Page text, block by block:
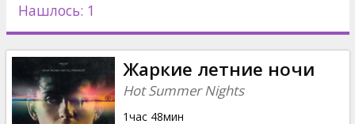
Новости
Подарки
Нашлось: 1
Жаркие летние ночи
Hot Summer Nights
1час 48мин